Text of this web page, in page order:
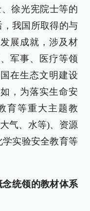
徐光宪院士等的
我国所取得的与
展成就，涉及材
军事、医疗等领
在生态文明建设
，为落实生命安
育等重大主题教
气、水等)、资源
实验安全教育等
统领的教材体系